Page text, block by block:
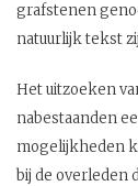
grafstenen
natuurlijk tekst
Het uitzoeken
nabestaanden
mogelijkheden
bij de overleden